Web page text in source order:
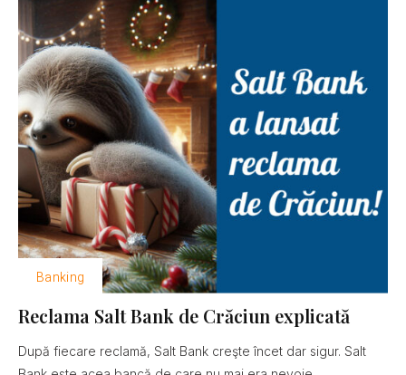
Banking
Reclama Salt Bank de Crăciun explicată
După fiecare reclamă, Salt Bank creşte încet dar sigur. Salt